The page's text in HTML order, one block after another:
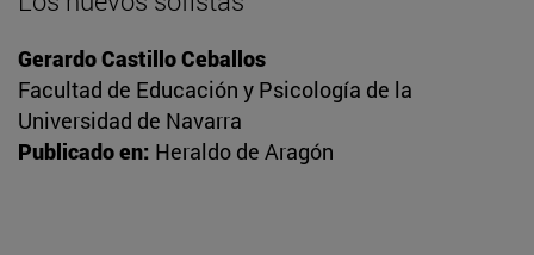
Gerardo Castillo Ceballos
Facultad de Educación y Psicología de la
Universidad de Navarra
Publicado en: Heraldo de Aragón